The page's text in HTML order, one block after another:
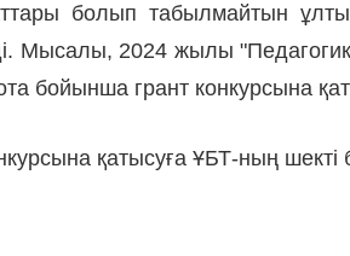
болып табылмайтын
Мысалы, 2024 жылы
бойынша грант конкурсына
қатысуға ҰБТ-ның шекті